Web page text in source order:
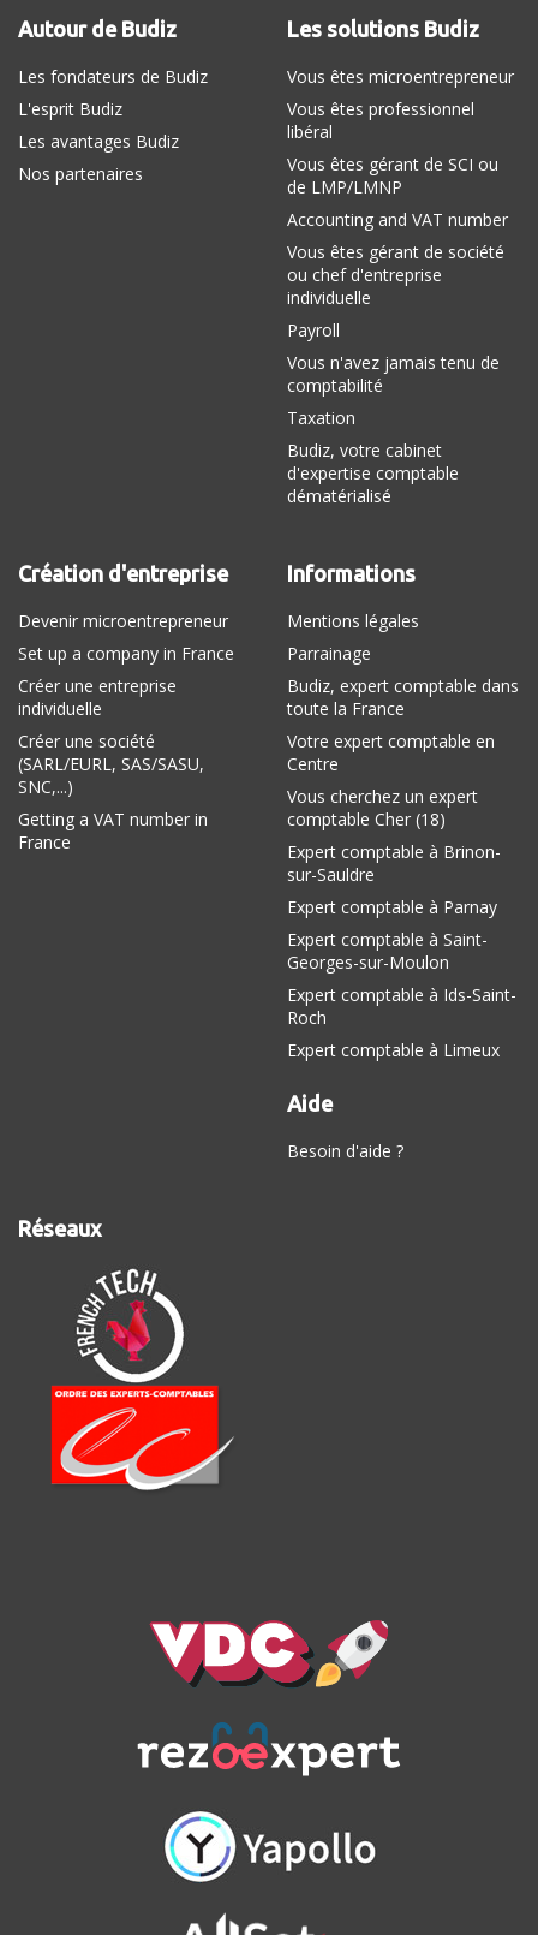
Autour de Budiz
Les fondateurs de Budiz
L'esprit Budiz
Les avantages Budiz
Nos partenaires
Les solutions Budiz
Vous êtes microentrepreneur
Vous êtes professionnel
libéral
Vous êtes gérant de SCI ou
de LMP/LMNP
Accounting and VAT number
Vous êtes gérant de société
ou chef d'entreprise
individuelle
Payroll
Vous n'avez jamais tenu de
comptabilité
Taxation
Budiz, votre cabinet
d'expertise comptable
dématérialisé
Création d'entreprise
Devenir microentrepreneur
Set up a company in France
Créer une entreprise
individuelle
Créer une société
(SARL/EURL, SAS/SASU,
SNC,...)
Getting a VAT number in
France
Informations
Mentions légales
Parrainage
Budiz, expert comptable dans
toute la France
Votre expert comptable en
Centre
Vous cherchez un expert
comptable Cher (18)
Expert comptable à Brinon-
sur-Sauldre
Expert comptable à Parnay
Expert comptable à Saint-
Georges-sur-Moulon
Expert comptable à Ids-Saint-
Roch
Expert comptable à Limeux
Aide
Besoin d'aide ?
Réseaux